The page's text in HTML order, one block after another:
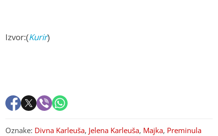
Izvor:(Kurir)
Oznake: Divna Karleuša, Jelena Karleuša, Majka, Preminula